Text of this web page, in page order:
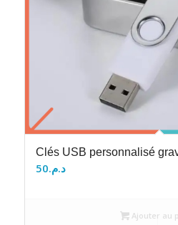
Clés USB personnalisé
د.م.50
Ajouter au